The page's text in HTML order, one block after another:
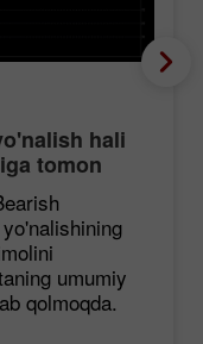
hali
tomon
korreksiya
umumiy
qolmoqda.